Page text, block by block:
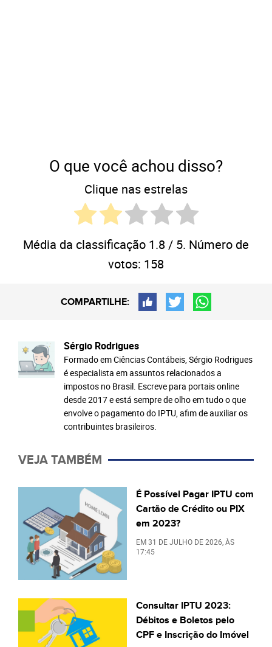
O que você achou disso?
Clique nas estrelas
Média da classificação 1.8/ 5. Número de
votos: 158
COMPARTILHE:
Sérgio Rodrigues
Formado em Ciências Contábeis, Sérgio Rodrigues
é especialista em assuntos relacionados a
impostos no Brasil. Escreve para portais online
desde 2017 e está sempre de olho em tudo o que
envolve o pagamento do IPTU, afim de auxiliar os
contribuintes brasileiros.
VEJA TAMBÉM
É Possível Pagar IPTU com
Cartão de Crédito ou PIX
em 2023?
EM31 DE JULHO DE 2026 , ÀS
17:45
Consultar IPTU 2023:
Débitos e Boletos pelo
CPF e Inscrição do Imóvel